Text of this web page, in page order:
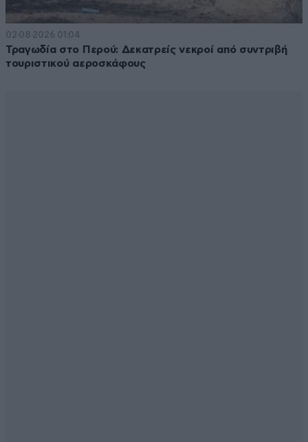
02·08·2026 01:04
Τραγωδία στο Περού: Δεκατρείς νεκροί από συντριβή
τουριστικού αεροσκάφους